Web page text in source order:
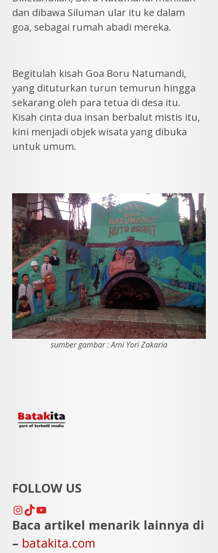
dan dibawa Siluman ular itu ke dalam
goa, sebagai rumah abadi mereka.
Begitulah kisah Goa Boru Natumandi,
yang dituturkan turun temurun hingga
sekarang oleh para tetua di desa itu.
Kisah cinta dua insan berbalut mistis itu,
kini menjadi objek wisata yang dibuka
untuk umum.
sumber gambar : Ami Yori Zakaria
FOLLOW US
Instagram
TikTok
YouTube
Baca artikel menarik lainnya di
– batakita.com